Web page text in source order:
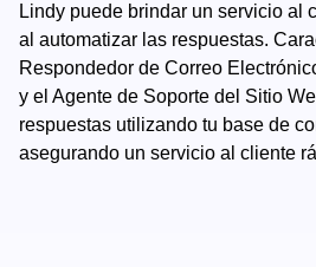
Lindy puede brindar un servicio al
al automatizar las respuestas.
Respondedor de Correo
y el Agente de Soporte del Sitio
respuestas utilizando tu base de
asegurando un servicio al cliente